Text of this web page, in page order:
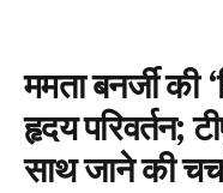
ममता बनर्जी की
हृदय परिवर्तन;
साथ जाने की